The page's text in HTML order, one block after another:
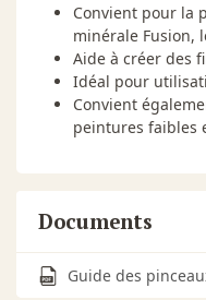
Convient pour la
minérale Fusion,
Aide à créer des
Idéal pour
Convient
peintures faibles
Documents
Guide des